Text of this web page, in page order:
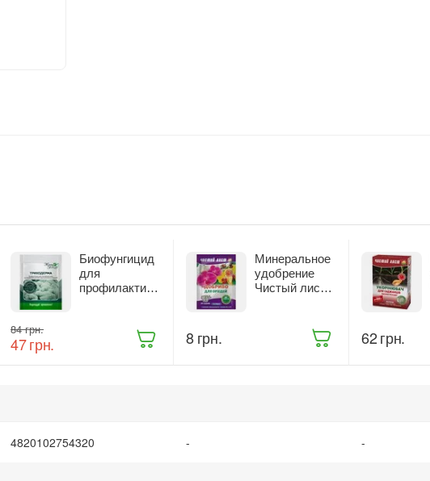
Биофунгицид
для
профилактики
Жива Земля
Триходерма
‍84‍ грн.
‍47‍грн.
Минеральное
удобрение
Чистый лист
‍8‍ грн. ‍62‍грн.
4820102754320 - -